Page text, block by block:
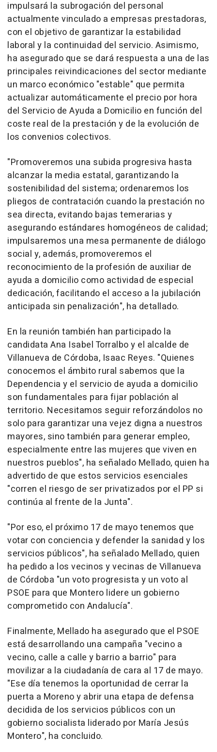
impulsará la subrogación del personal
actualmente vinculado a empresas prestadoras,
con el objetivo de garantizar la estabilidad
laboral y la continuidad del servicio. Asimismo,
ha asegurado que se dará respuesta a una de las
principales reivindicaciones del sector mediante
un marco económico "estable" que permita
actualizar automáticamente el precio por hora
del Servicio de Ayuda a Domicilio en función del
coste real de la prestación y de la evolución de
los convenios colectivos.
"Promoveremos una subida progresiva hasta
alcanzar la media estatal, garantizando la
sostenibilidad del sistema; ordenaremos los
pliegos de contratación cuando la prestación no
sea directa, evitando bajas temerarias y
asegurando estándares homogéneos de calidad;
impulsaremos una mesa permanente de diálogo
social y, además, promoveremos el
reconocimiento de la profesión de auxiliar de
ayuda a domicilio como actividad de especial
dedicación, facilitando el acceso a la jubilación
anticipada sin penalización", ha detallado.
En la reunión también han participado la
candidata Ana Isabel Torralbo y el alcalde de
Villanueva de Córdoba, Isaac Reyes. "Quienes
conocemos el ámbito rural sabemos que la
Dependencia y el servicio de ayuda a domicilio
son fundamentales para fijar población al
territorio. Necesitamos seguir reforzándolos no
solo para garantizar una vejez digna a nuestros
mayores, sino también para generar empleo,
especialmente entre las mujeres que viven en
nuestros pueblos", ha señalado Mellado, quien ha
advertido de que estos servicios esenciales
"corren el riesgo de ser privatizados por el PP si
continúa al frente de la Junta".
"Por eso, el próximo 17 de mayo tenemos que
votar con conciencia y defender la sanidad y los
servicios públicos", ha señalado Mellado, quien
ha pedido a los vecinos y vecinas de Villanueva
de Córdoba "un voto progresista y un voto al
PSOE para que Montero lidere un gobierno
comprometido con Andalucía".
Finalmente, Mellado ha asegurado que el PSOE
está desarrollando una campaña "vecino a
vecino, calle a calle y barrio a barrio" para
movilizar a la ciudadanía de cara al 17 de mayo.
"Ese día tenemos la oportunidad de cerrar la
puerta a Moreno y abrir una etapa de defensa
decidida de los servicios públicos con un
gobierno socialista liderado por María Jesús
Montero", ha concluido.